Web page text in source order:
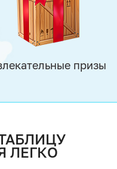
призы
ЛЕГКО